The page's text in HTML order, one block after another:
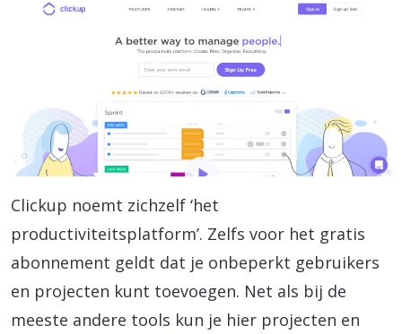
Clickup noemt zichzelf ‘het
productiviteitsplatform’. Zelfs voor het gratis
abonnement geldt dat je onbeperkt gebruikers
en projecten kunt toevoegen. Net als bij de
meeste andere tools kun je hier projecten en